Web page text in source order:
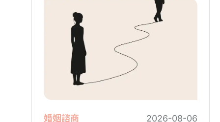
婚姻諮商 2026-08-06